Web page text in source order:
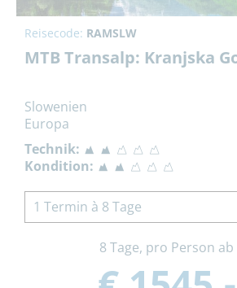
Reisecode: RAMSLW
MTB Transalp: Kranjska
Slowenien
Europa
Technik:
Kondition:
1 Termin à 8 Tage
8 Tage, pro Person ab